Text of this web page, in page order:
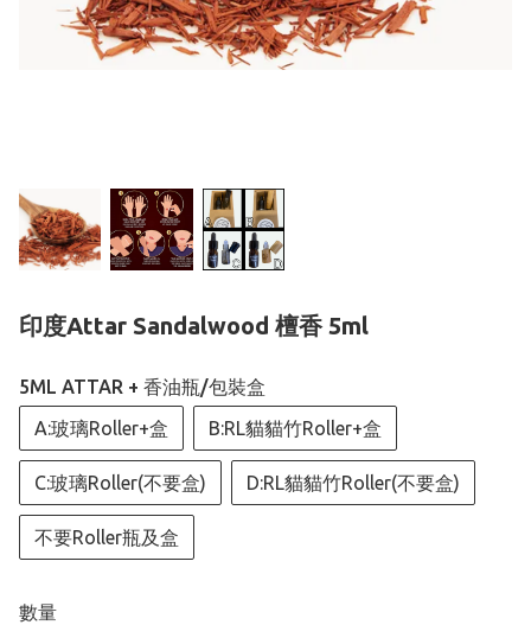
印度Attar Sandalwood 檀香 5ml
5ML ATTAR + 香油瓶/包裝盒
A:玻璃Roller+盒
B:RL貓貓竹Roller+盒
C:玻璃Roller(不要盒) D:RL貓貓竹Roller(不要盒)
不要Roller瓶及盒
數量